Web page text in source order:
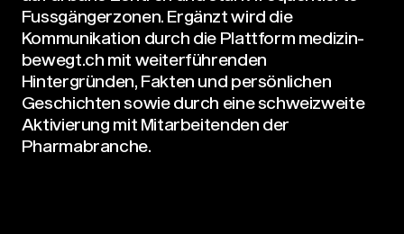
Fussgängerzonen. Ergänzt wird die
Kommunikation durch die Plattform medizin-
bewegt.ch mit weiterführenden
Hintergründen, Fakten und persönlichen
Geschichten sowie durch eine schweizweite
Aktivierung mit Mitarbeitenden der
Pharmabranche.